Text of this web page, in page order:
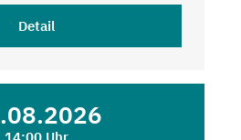
Detail